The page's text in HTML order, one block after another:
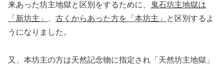
来あった坊主地獄と区別をするために、
鬼石坊主地獄は
「新坊主」
古くからあった方を「本坊主」
と区別するよ
うになりました。
又、本坊主の方は天然記念物に指定され「天然坊主地獄」